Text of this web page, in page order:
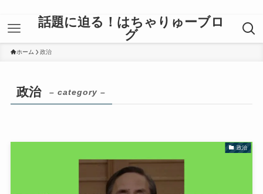
話題に迫る！はちゃりゅーブロ
グ
ホーム 政治
政治 – category –
政治